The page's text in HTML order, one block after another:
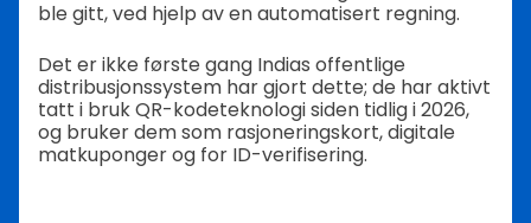
ble gitt, ved hjelp av en automatisert regning.
Det er ikke første gang Indias offentlige
distribusjonssystem har gjort dette; de har aktivt
tatt i bruk QR-kodeteknologi siden tidlig i 2026,
og bruker dem som rasjoneringskort, digitale
matkuponger og for ID-verifisering.